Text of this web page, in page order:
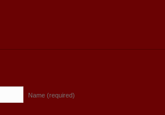
Name (required)